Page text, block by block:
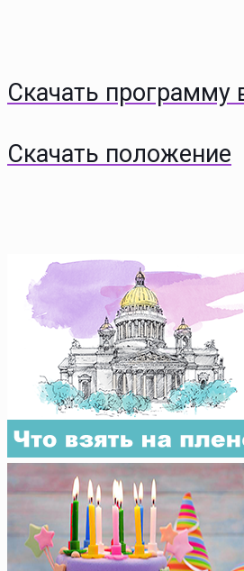
Скачать программу
Скачать положение